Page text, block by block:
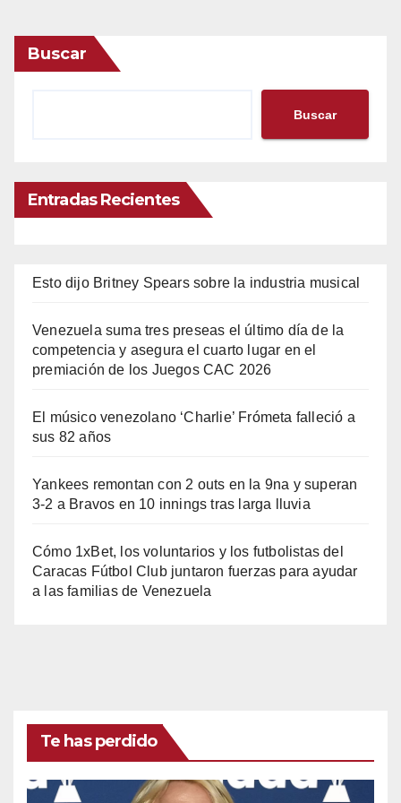
Buscar
Buscar
Entradas Recientes
Esto dijo Britney Spears sobre la industria musical
Venezuela suma tres preseas el último día de la
competencia y asegura el cuarto lugar en el
premiación de los Juegos CAC 2026
El músico venezolano ‘Charlie’ Frómeta falleció a
sus 82 años
Yankees remontan con 2 outs en la 9na y superan
3-2 a Bravos en 10 innings tras larga lluvia
Cómo 1xBet, los voluntarios y los futbolistas del
Caracas Fútbol Club juntaron fuerzas para ayudar
a las familias de Venezuela
Te has perdido